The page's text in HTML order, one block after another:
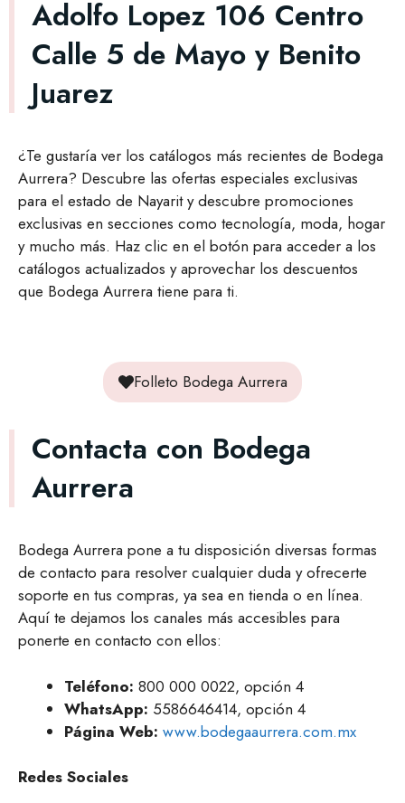
Adolfo Lopez 106 Centro
Calle 5 de Mayo y Benito
Juarez
¿Te gustaría ver los catálogos más recientes de Bodega
Aurrera? Descubre las ofertas especiales exclusivas
para el estado de Nayarit y descubre promociones
exclusivas en secciones como tecnología, moda, hogar
y mucho más. Haz clic en el botón para acceder a los
catálogos actualizados y aprovechar los descuentos
que Bodega Aurrera tiene para ti.
Folleto Bodega Aurrera
Contacta con Bodega
Aurrera
Bodega Aurrera pone a tu disposición diversas formas
de contacto para resolver cualquier duda y ofrecerte
soporte en tus compras, ya sea en tienda o en línea.
Aquí te dejamos los canales más accesibles para
ponerte en contacto con ellos:
Teléfono: 800 000 0022, opción 4
WhatsApp: 5586646414, opción 4
Página Web: www.bodegaaurrera.com.mx
Redes Sociales